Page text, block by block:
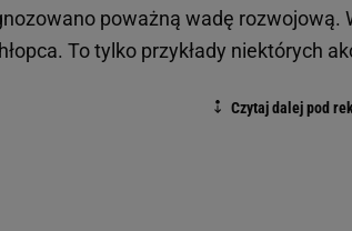
poważną wadę rozwojową.
To tylko przykłady niektórych